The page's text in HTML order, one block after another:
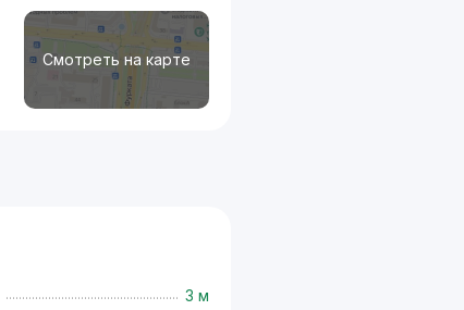
Смотреть на карте
3 м